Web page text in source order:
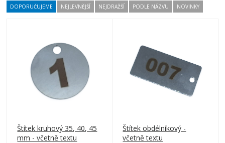
DOPORUČUJEME NEJLEVNĚJŠÍ NEJDRAŽŠÍ PODLE NÁZVU NOVINKY
Štítek kruhový 35, 40, 45
mm - včetně textu
Štítek obdélníkový -
včetně textu